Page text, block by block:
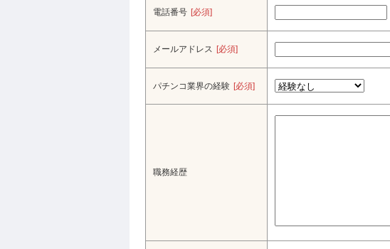
電話番号 [必須]
メールアドレス [必須]
パチンコ業界の経験 [必須]
職務経歴